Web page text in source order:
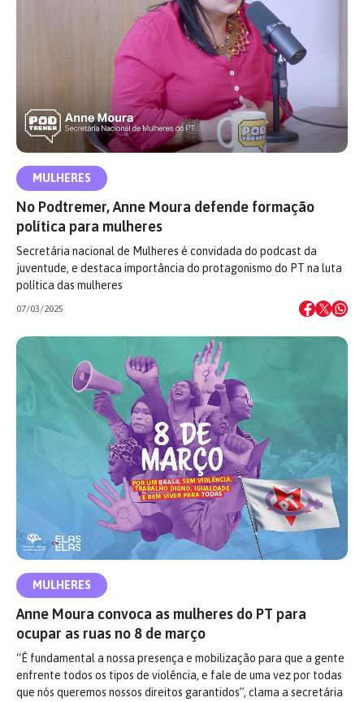
MULHERES
No Podtremer, Anne Moura defende formação
política para mulheres
Secretária nacional de Mulheres é convidada do podcast da
juventude, e destaca importância do protagonismo do PT na luta
política das mulheres
07/03/2025
MULHERES
Anne Moura convoca as mulheres do PT para
ocupar as ruas no 8 de março
“É fundamental a nossa presença e mobilização para que a gente
enfrente todos os tipos de violência, e fale de uma vez por todas
que nós queremos nossos direitos garantidos”, clama a secretária